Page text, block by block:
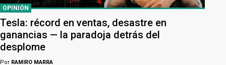
OPINIÓN
Tesla: récord en ventas, desastre en
ganancias — la paradoja detrás del
desplome
Por RAMIRO MARRA